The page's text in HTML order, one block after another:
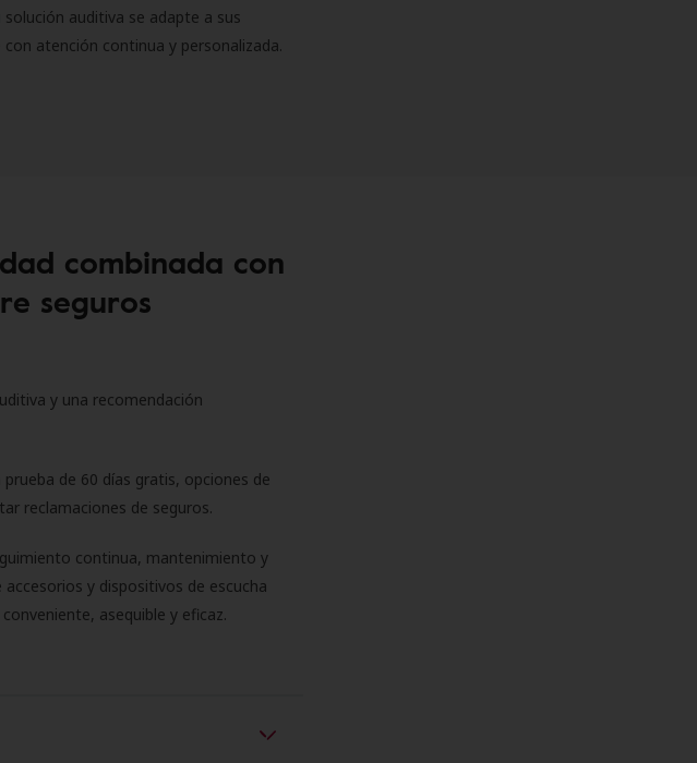
auditiva se adapte a sus
atención continua y personalizada.
combinada con
seguros
y una recomendación
prueba de 60 días gratis, opciones de
reclamaciones de seguros.
continua, mantenimiento y
y dispositivos de escucha
asequible y eficaz.